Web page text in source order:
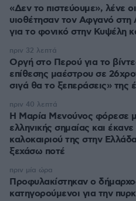
«Δεν το πιστεύουμε», λένε
υιοθέτησαν τον Αφγανό
για το φονικό στην Κυψέλη
Οργή στο Περού για το
επίθεσης μαέστρου σε
σιγά θα το ξεπεράσεις» της
πριν 32 λεπτά
Η Μαρία Μενούνος φόρεσε
ελληνικής σημαίας και
καλοκαιριού της στην
ξεχάσω ποτέ
πριν 40 λεπτά
Προφυλακίστηκαν ο
κατηγορούμενοι για την
πριν μία ώρα